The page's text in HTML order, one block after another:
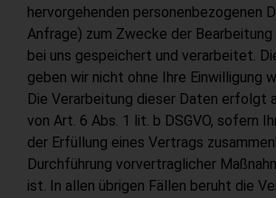
hervorgehenden personenbezogenen
Anfrage) zum Zwecke der Bearbeitung
bei uns gespeichert und verarbeitet.
geben wir nicht ohne Ihre Einwilligung
Die Verarbeitung dieser Daten erfolgt
von Art. 6 Abs. 1 lit. b DSGVO, sofern
der Erfüllung eines Vertrags
Durchführung vorvertraglicher
ist. In allen übrigen Fällen beruht die